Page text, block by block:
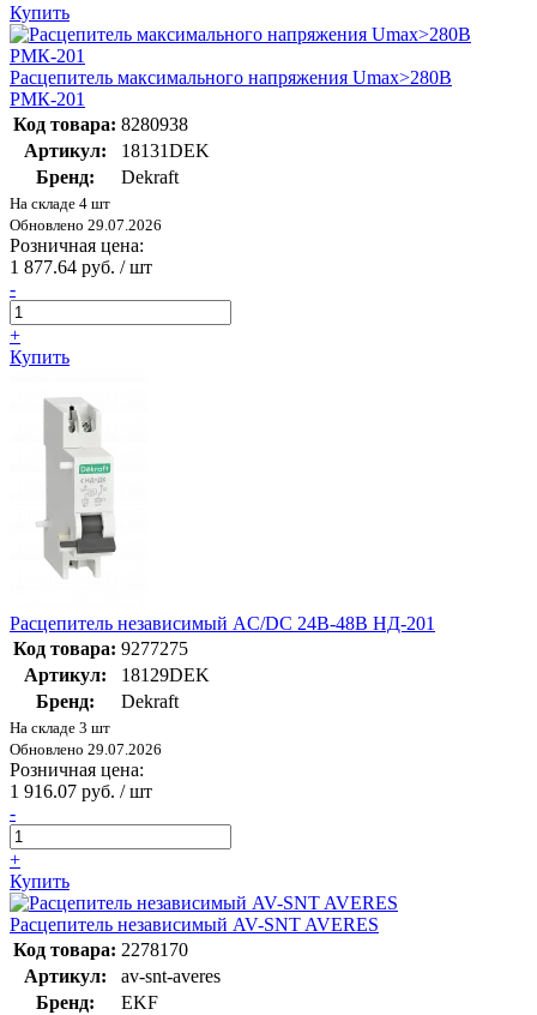
Купить
Расцепитель максимального напряжения Umax>280В
РМК-201
Код товара: 8280938
Артикул:
18131DEK
Бренд:
Dekraft
На складе 4 шт
Обновлено 29.07.2026
Розничная цена:
1 877.64 руб. / шт
-
+
Купить
Расцепитель независимый AC/DC 24В-48В НД-201
Код товара: 9277275
Артикул:
18129DEK
Бренд:
Dekraft
На складе 3 шт
Обновлено 29.07.2026
Розничная цена:
1 916.07 руб. / шт
-
+
Купить
Расцепитель независимый AV-SNT AVERES
Код товара: 2278170
Артикул:
av-snt-averes
Бренд:
EKF